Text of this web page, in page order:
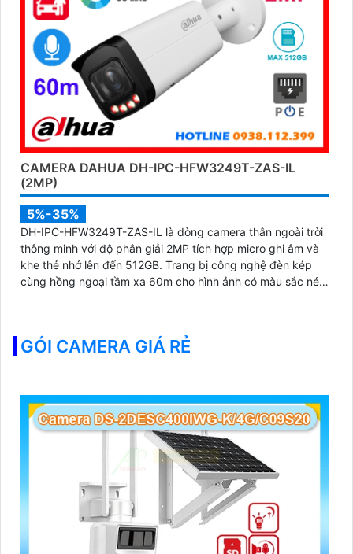
CAMERA DAHUA DH-IPC-HFW3249T-ZAS-IL
(2MP)
5%-35%
DH-IPC-HFW3249T-ZAS-IL là dòng camera thân ngoài trời
thông minh với độ phân giải 2MP tích hợp micro ghi âm và
khe thẻ nhớ lên đến 512GB. Trang bị công nghệ đèn kép
cùng hồng ngoại tầm xa 60m cho hình ảnh có màu sắc nét
GÓI CAMERA GIÁ RẺ